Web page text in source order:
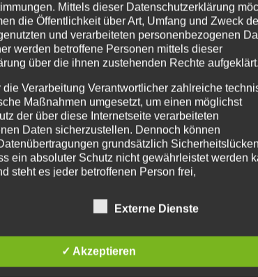
Mittels dieser Datenschutzerklärung
die Öffentlichkeit über Art, Umfang und Zweck
und verarbeiteten personenbezogenen
werden betroffene Personen mittels dieser
über die ihnen zustehenden Rechte aufgeklärt.
die Verarbeitung Verantwortlicher zahlreiche
Maßnahmen umgesetzt, um einen möglichst
der über diese Internetseite verarbeiteten
Daten sicherzustellen. Dennoch können
grundsätzlich Sicherheitslücken
ein absoluter Schutz nicht gewährleistet werden
steht es jeder betroffenen Person frei,
zu übermitteln.
beruht auf den Begrifflichkeiten, die durch
Externe Dienste
✓ Akzeptieren